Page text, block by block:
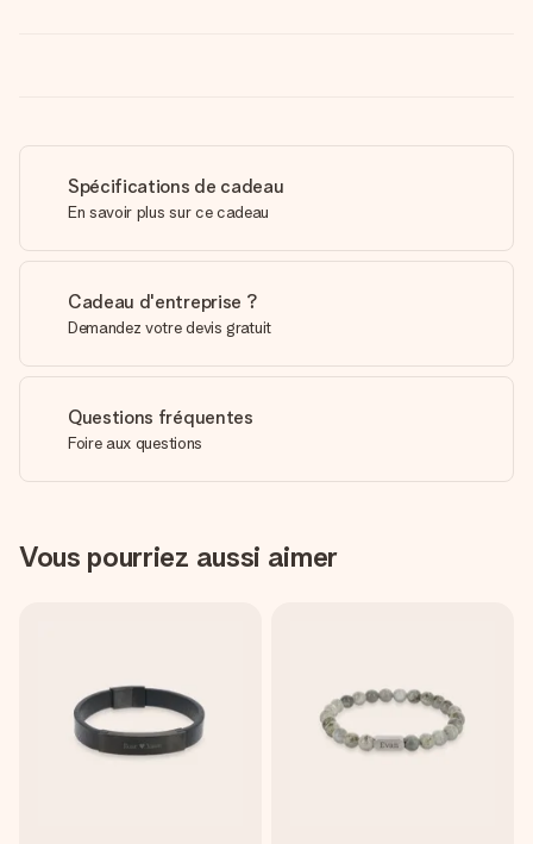
Spécifications de cadeau
En savoir plus sur ce cadeau
Cadeau d'entreprise ?
Demandez votre devis gratuit
Questions fréquentes
Foire aux questions
Vous pourriez aussi aimer